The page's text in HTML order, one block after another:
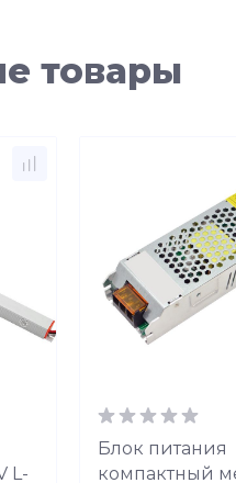
товары
L-
Блок питания
компактный